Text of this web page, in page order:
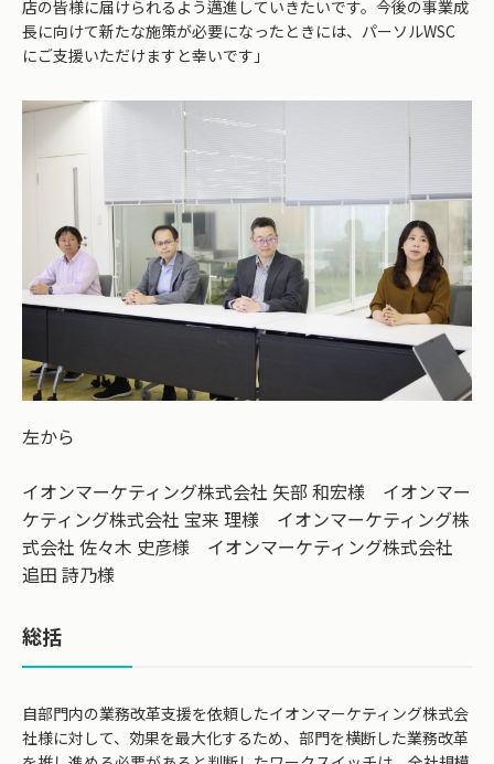
店の皆様に届けられるよう邁進していきたいです。今後の事業成
長に向けて新たな施策が必要になったときには、パーソルWSC
にご支援いただけますと幸いです」
左から
イオンマーケティング株式会社 矢部 和宏様 イオンマー
ケティング株式会社 宝来 理様 イオンマーケティング株
式会社 佐々木 史彦様 イオンマーケティング株式会社
追田 詩乃様
総括
自部門内の業務改革支援を依頼したイオンマーケティング株式会
社様に対して、効果を最大化するため、部門を横断した業務改革